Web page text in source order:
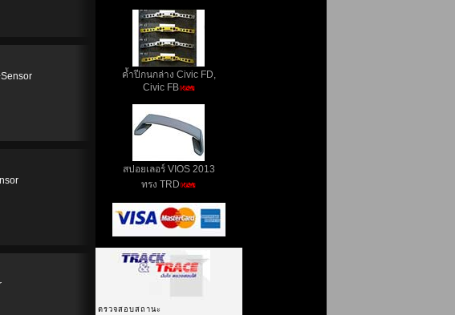
ค้ำปีกนกล่าง Civic FD,
Civic FB
สปอยเลอร์ VIOS 2013
ทรง TRD
ตรวจสอบสถานะ